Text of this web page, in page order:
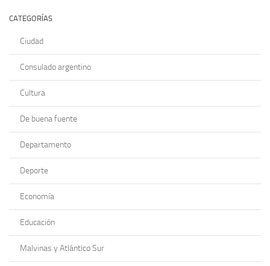
CATEGORÍAS
Ciudad
Consulado argentino
Cultura
De buena fuente
Departamento
Deporte
Economía
Educación
Malvinas y Atlántico Sur